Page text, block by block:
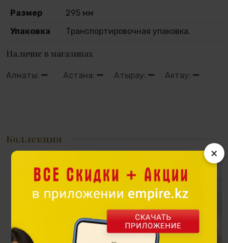
×
Размер
295 мм
Упаковка
Транспортировочная упаковка.
Наличие в магазинах
Алматы: Астана: Атырау: Актау:
Коллекция